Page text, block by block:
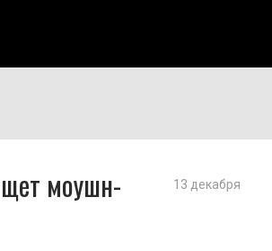
моушн- 13 декабря